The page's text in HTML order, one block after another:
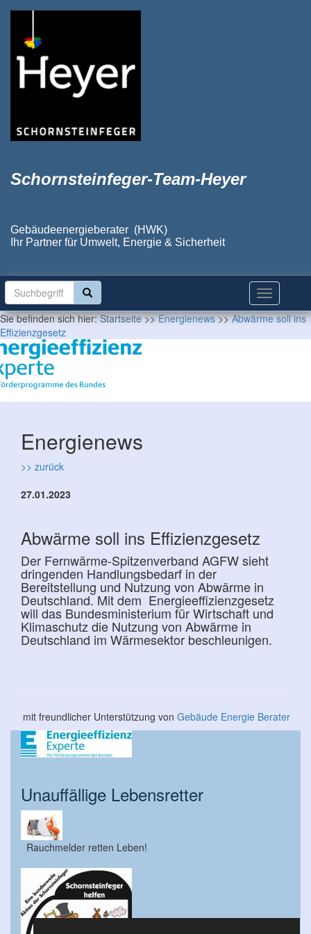
Schornsteinfeger-Team-Heyer
Gebäudeenergieberater (HWK)
Ihr Partner für Umwelt, Energie & Sicherheit
Sie befinden sich hier:Startseite>>Energienews>>Abwärme soll ins
Effizienzgesetz
Energienews
>> zurück
27.01.2023
Abwärme soll ins Effizienzgesetz
Der Fernwärme-Spitzenverband AGFW sieht
dringenden Handlungsbedarf in der
Bereitstellung und Nutzung von Abwärme in
Deutschland. Mit dem Energieeffizienzgesetz
will das Bundesministerium für Wirtschaft und
Klimaschutz die Nutzung von Abwärme in
Deutschland im Wärmesektor beschleunigen.
mit freundlicher Unterstützung von Gebäude Energie Berater
Unauffällige Lebensretter
Rauchmelder retten Leben!